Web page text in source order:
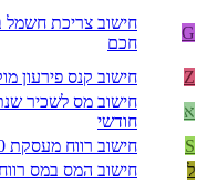
G
חישוב צריכת חשמל
חכם
Z חישוב קנס פירעון
א
חישוב מס לשכיר
חודשי
S
חישוב רווח מעסקת 10/90
ל
חישוב המס במס